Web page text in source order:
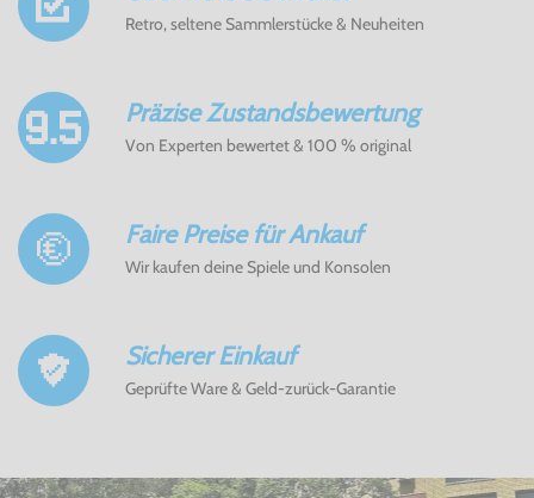
Retro, seltene Sammlerstücke & Neuheiten
Präzise Zustandsbewertung
Von Experten bewertet & 100 % original
Faire Preise für Ankauf
Wir kaufen deine Spiele und Konsolen
Sicherer Einkauf
Geprüfte Ware & Geld-zurück-Garantie